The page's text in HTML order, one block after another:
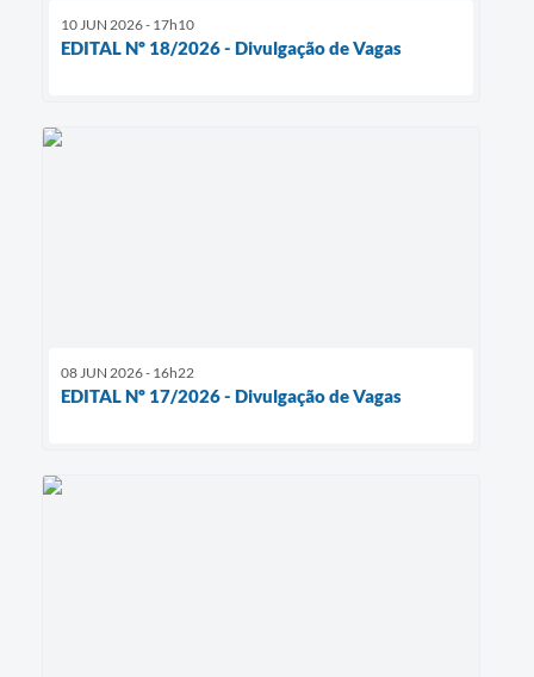
10 JUN 2026 - 17h10
EDITAL Nº 18/2026 - Divulgação de Vagas
08 JUN 2026 - 16h22
EDITAL Nº 17/2026 - Divulgação de Vagas